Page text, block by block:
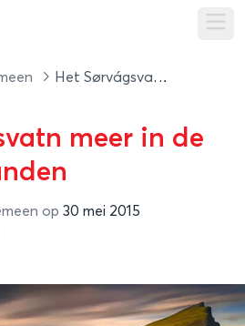
Het Sørvágsvatn meer in de Faeröer eilanden
meer in de
op 30 mei 2015